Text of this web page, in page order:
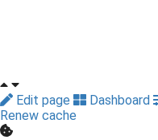
Edit page Dashboard
Renew cache